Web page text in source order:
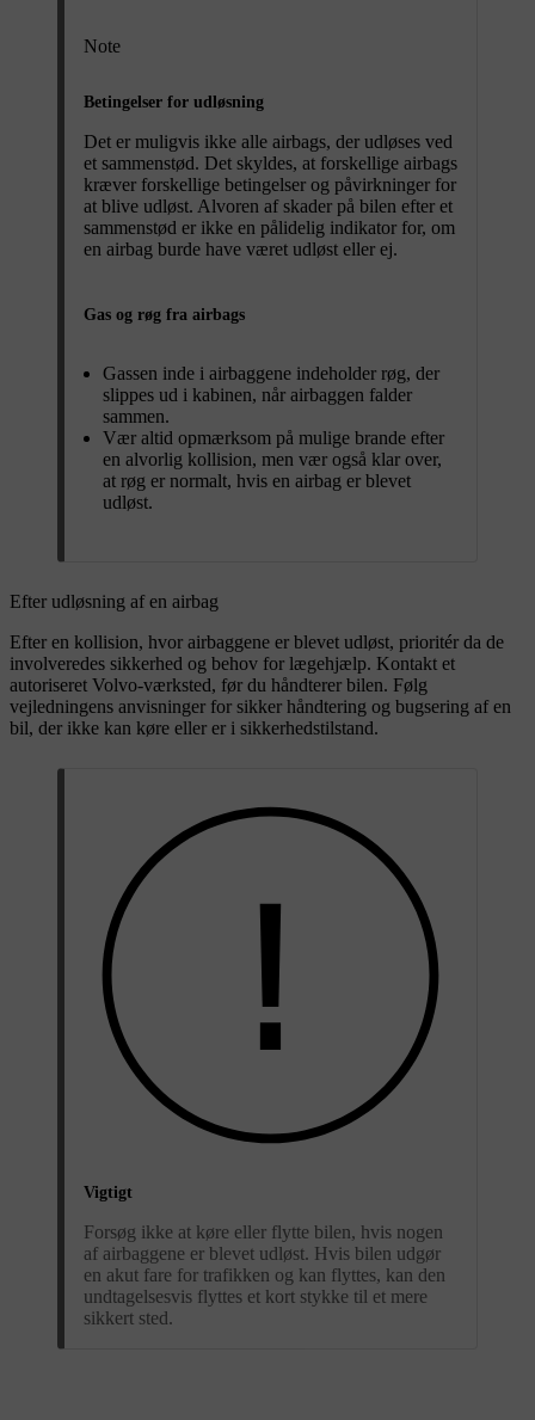
Note
Betingelser for udløsning
Det er muligvis ikke alle airbags, der udløses ved
et sammenstød. Det skyldes, at forskellige airbags
kræver forskellige betingelser og påvirkninger for
at blive udløst. Alvoren af skader på bilen efter et
sammenstød er ikke en pålidelig indikator for, om
en airbag burde have været udløst eller ej.
Gas og røg fra airbags
Gassen inde i airbaggene indeholder røg, der
slippes ud i kabinen, når airbaggen falder
sammen.
Vær altid opmærksom på mulige brande efter
en alvorlig kollision, men vær også klar over,
at røg er normalt, hvis en airbag er blevet
udløst.
Efter udløsning af en airbag
Efter en kollision, hvor airbaggene er blevet udløst, prioritér da de
involveredes sikkerhed og behov for lægehjælp. Kontakt et
autoriseret Volvo-værksted, før du håndterer bilen. Følg
vejledningens anvisninger for sikker håndtering og bugsering af en
bil, der ikke kan køre eller er i sikkerhedstilstand.
Vigtigt
Forsøg ikke at køre eller flytte bilen, hvis nogen
af airbaggene er blevet udløst. Hvis bilen udgør
en akut fare for trafikken og kan flyttes, kan den
undtagelsesvis flyttes et kort stykke til et mere
sikkert sted.